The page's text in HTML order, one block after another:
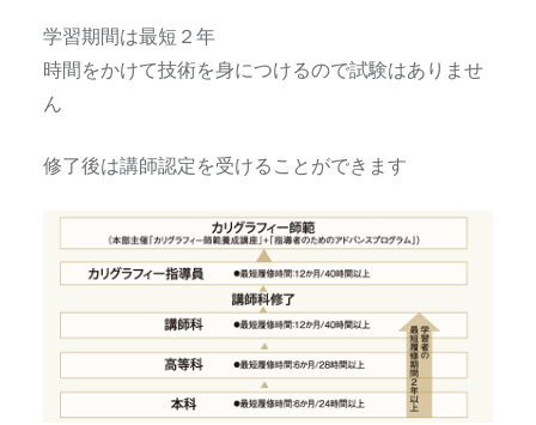
学習期間は最短２年
時間をかけて技術を身につけるので試験はありませ
ん
修了後は講師認定を受けることができます